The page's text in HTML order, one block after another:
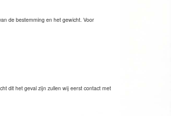
de bestemming en het gewicht. Voor
dit het geval zijn zullen wij eerst contact met